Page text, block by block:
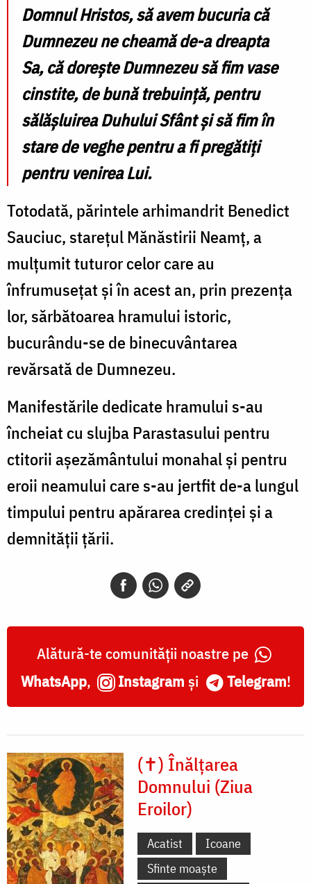
Domnul Hristos, să avem bucuria că
Dumnezeu ne cheamă de-a dreapta
Sa, că dorește Dumnezeu să fim vase
cinstite, de bună trebuință, pentru
sălășluirea Duhului Sfânt și să fim în
stare de veghe pentru a fi pregătiți
pentru venirea Lui.
Totodată, părintele arhimandrit Benedict
Sauciuc, starețul Mănăstirii Neamț, a
mulțumit tuturor celor care au
înfrumusețat și în acest an, prin prezența
lor, sărbătoarea hramului istoric,
bucurându-se de binecuvântarea
revărsată de Dumnezeu.
Manifestările dedicate hramului s-au
încheiat cu slujba Parastasului pentru
ctitorii așezământului monahal și pentru
eroii neamului care s-au jertfit de-a lungul
timpului pentru apărarea credinței și a
demnității țării.
Alătură-te comunității noastre pe
WhatsApp, Instagram și Telegram!
(✝) Înălțarea
Domnului (Ziua
Eroilor)
Acatist
Icoane
Sfinte moaște